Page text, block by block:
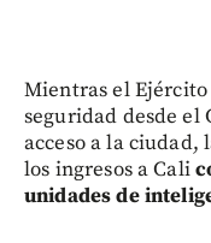
Mientras el
seguridad desde el
acceso a la ciudad,
los ingresos a Cali
unidades de